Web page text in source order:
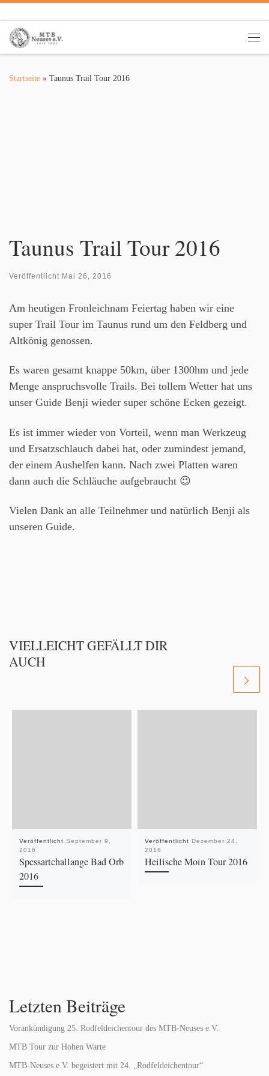
Startseite » Taunus Trail Tour 2016
Taunus Trail Tour 2016
Veröffentlicht Mai 26, 2016
Am heutigen Fronleichnam Feiertag haben wir eine
super Trail Tour im Taunus rund um den Feldberg und
Altkönig genossen.
Es waren gesamt knappe 50km, über 1300hm und jede
Menge anspruchsvolle Trails. Bei tollem Wetter hat uns
unser Guide Benji wieder super schöne Ecken gezeigt.
Es ist immer wieder von Vorteil, wenn man Werkzeug
und Ersatzschlauch dabei hat, oder zumindest jemand,
der einem Aushelfen kann. Nach zwei Platten waren
dann auch die Schläuche aufgebraucht 😉
Vielen Dank an alle Teilnehmer und natürlich Benji als
unseren Guide.
VIELLEICHT GEFÄLLT DIR
AUCH
Veröffentlicht September 9,
2016
Spessartchallange Bad Orb
2016
Veröffentlicht Dezember 24,
2016
Heilische Moin Tour 2016
Letzten Beiträge
Vorankündigung 25. Rodfeldeichentour des MTB-Neuses e.V.
MTB Tour zur Hohen Warte
MTB-Neuses e.V. begeistert mit 24. „Rodfeldeichentour“